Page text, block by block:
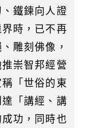
鐵鍊向人證
時，已不再
雕刻佛像，
崇智邦經營
「世俗的東
「講經、講
功，同時也